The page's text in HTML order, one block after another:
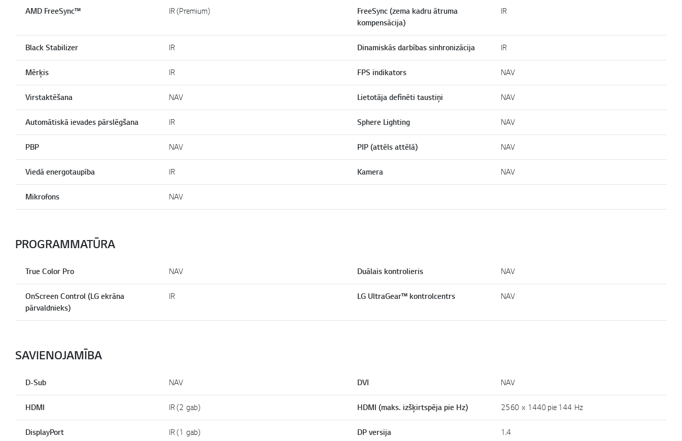
AMD FreeSync™ IR (Premium)
FreeSync (zema kadru ātruma
kompensācija)
IR
Black Stabilizer IR Dinamiskās darbības sinhronizācija IR
Mērķis IR FPS indikators NAV
Virstaktēšana NAV Lietotāja definēti taustiņi NAV
Automātiskā ievades pārslēgšana IR Sphere Lighting NAV
PBP NAV PIP (attēls attēlā) NAV
Viedā energotaupība IR Kamera NAV
Mikrofons NAV
PROGRAMMATŪRA
True Color Pro NAV Duālais kontrolieris NAV
OnScreen Control (LG ekrāna
pārvaldnieks)
IR LG UltraGear™ kontrolcentrs NAV
SAVIENOJAMĪBA
D-Sub NAV DVI NAV
HDMI IR (2 gab) HDMI (maks. izšķirtspēja pie Hz) 2560 x 1440 pie 144 Hz
DisplayPort IR (1 gab) DP versija 1.4